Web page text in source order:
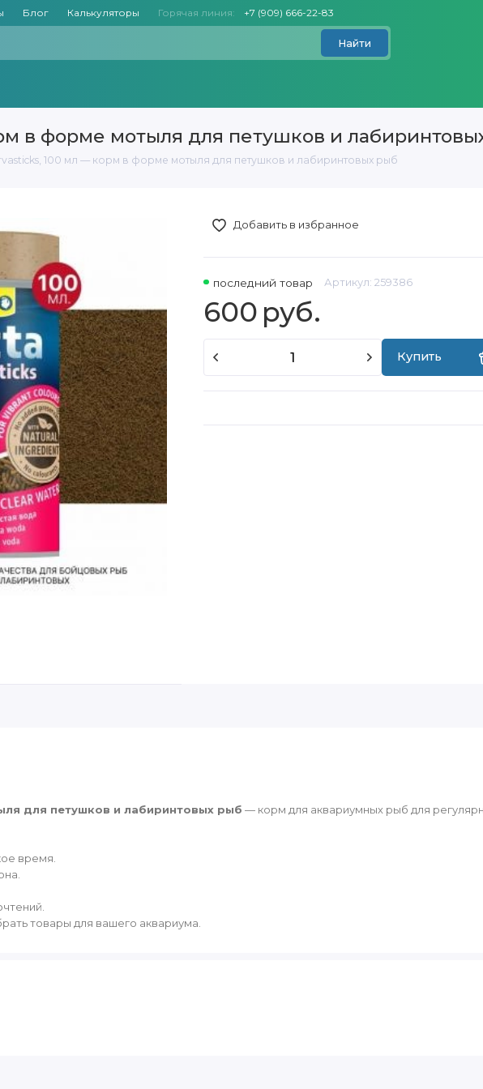
Блог Калькуляторы Горячая линия: +7 (909) 666-22-83
Найти
в форме мотыля для петушков и
100 мл — корм в форме мотыля для петушков и лабиринтовых рыб
Добавить в избранное
последний товар Артикул: 259386
600 руб.
Купить
для петушков и лабиринтовых рыб — корм для аквариумных рыб для
время.
товары для вашего аквариума.